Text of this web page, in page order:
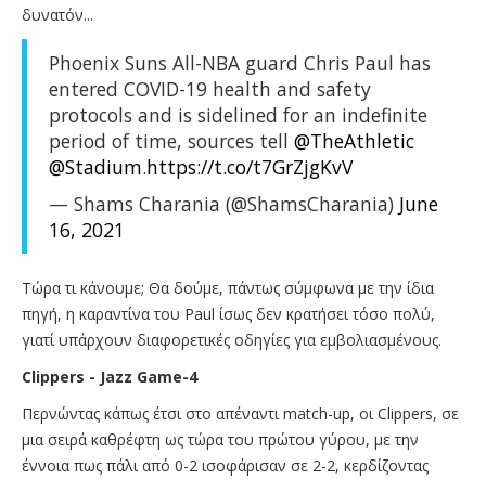
δυνατόν...
Phoenix Suns All-NBA guard Chris Paul has
entered COVID-19 health and safety
protocols and is sidelined for an indefinite
period of time, sources tell @TheAthletic
@Stadium.https://t.co/t7GrZjgKvV
— Shams Charania (@ShamsCharania) June
16, 2021
Τώρα τι κάνουμε; Θα δούμε, πάντως σύμφωνα με την ίδια
πηγή, η καραντίνα του Paul ίσως δεν κρατήσει τόσο πολύ,
γιατί υπάρχουν διαφορετικές οδηγίες για εμβολιασμένους.
Clippers - Jazz Game-4
Περνώντας κάπως έτσι στο απέναντι match-up, οι Clippers, σε
μια σειρά καθρέφτη ως τώρα του πρώτου γύρου, με την
έννοια πως πάλι από 0-2 ισοφάρισαν σε 2-2, κερδίζοντας